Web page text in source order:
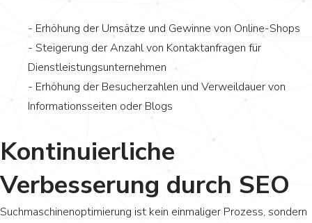
- Erhöhung der Umsätze und Gewinne von Online-Shops
- Steigerung der Anzahl von Kontaktanfragen für
Dienstleistungsunternehmen
- Erhöhung der Besucherzahlen und Verweildauer von
Informationsseiten oder Blogs
Kontinuierliche
Verbesserung durch SEO
Suchmaschinenoptimierung ist kein einmaliger Prozess, sondern